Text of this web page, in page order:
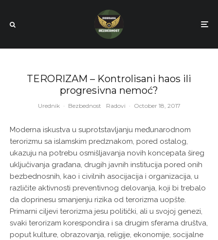
TERORIZAM – Kontrolisani haos ili
progresivna nemoć?
Urednik · Bezbednost Radovi · October 18, 2017
Moderna iskustva u suprotstavljanju međunarodnom
terorizmu sa islamskim predznakom, pored ostalog,
ukazuju na potrebu osmišljavanja novih koncepata šireg
uključivanja građana, drugih javnih institucija pored onih
bezbednosnih, kao i civilnih asocijacija i organizacija, u
različite aktivnosti preventivnog delovanja, koji bi trebalo
da doprinesu smanjenju rizika od terorizma uopšte.
Primarni ciljevi terorizma jesu politički, ali u svojoj genezi,
svaki terorizam korespondira i sa drugim sferama društva,
poput kulture, obrazovanja, religije, ekonomije, socijalne